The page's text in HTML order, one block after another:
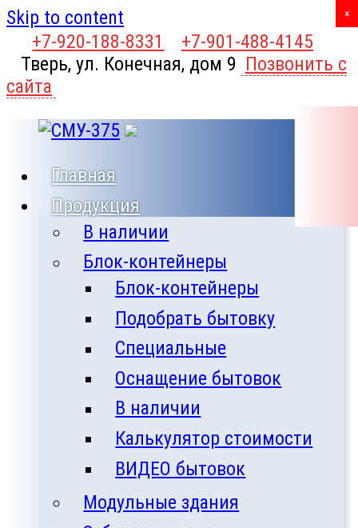
Skip to content
+7-920-188-8331
+7-901-488-4145
Тверь, ул. Конечная, дом 9 Позвонить с
сайта
Главная
Продукция
В наличии
Блок-контейнеры
Блок-контейнеры
Подобрать бытовку
Специальные
Оснащение бытовок
В наличии
Калькулятор стоимости
ВИДЕО бытовок
Модульные здания
X
×